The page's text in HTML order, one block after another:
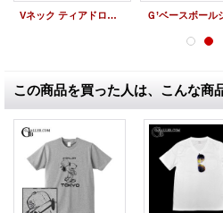
Vネック ティアドロップ スワロTシャツ 白
この商品を買った人は、こんな商